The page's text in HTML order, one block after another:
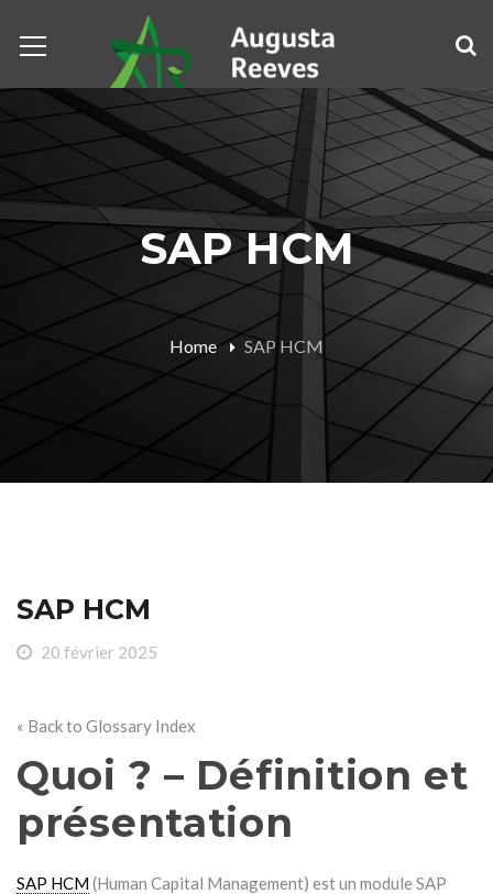
SAP HCM
Home SAP HCM
SAP HCM
20 février 2025
« Back to Glossary Index
Quoi ? – Définition et
présentation
SAP HCM(Human Capital Management) est un module SAP